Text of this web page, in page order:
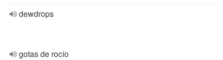
dewdrops
gotas de rocío